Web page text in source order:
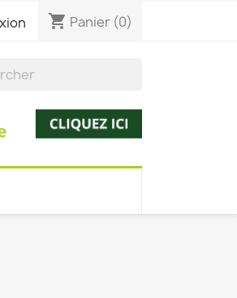
shopping_cart Panier (0)